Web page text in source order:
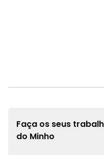
Faça os seus
do Minho